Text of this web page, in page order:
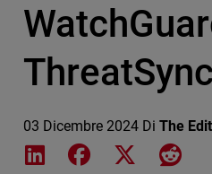
03 Dicembre 2024 Di The
Share on LinkedIn
Share on Facebook
Share on X